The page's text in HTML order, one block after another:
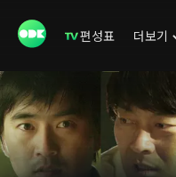
편성표 더보기